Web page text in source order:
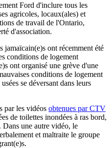
Ford d'inclure tous les
agricoles, locaux(ales) et
de travail de l'Ontario,
d'association.
jamaïcain(e)s ont récemment été
conditions de logement
ont organisé une grève d'une
conditions de logement
se déversant dans leurs
par les vidéos obtenues par CTV
de toilettes inondées à ras bord,
Dans une autre vidéo, le
et maltraite le groupe